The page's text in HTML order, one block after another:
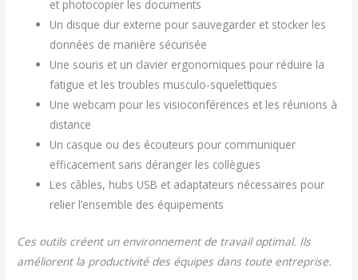
et photocopier les documents
Un disque dur externe pour sauvegarder et stocker les
données de manière sécurisée
Une souris et un clavier ergonomiques pour réduire la
fatigue et les troubles musculo-squelettiques
Une webcam pour les visioconférences et les réunions à
distance
Un casque ou des écouteurs pour communiquer
efficacement sans déranger les collègues
Les câbles, hubs USB et adaptateurs nécessaires pour
relier l’ensemble des équipements
Ces outils créent un environnement de travail optimal. Ils
améliorent la productivité des équipes dans toute entreprise.